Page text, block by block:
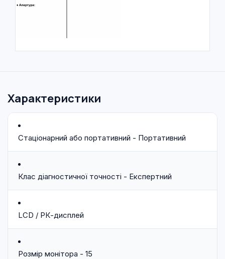
Характеристики
Стаціонарний або портативний - Портативний
Клас діагностичної точності - Експертний
LCD / РК-дисплей
Розмір монітора - 15